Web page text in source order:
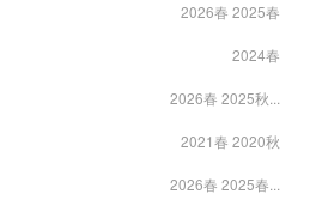
2026春 2025春
2024春
2026春 2025秋...
2021春 2020秋
2026春 2025春...